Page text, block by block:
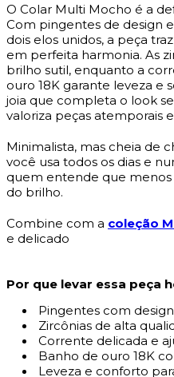
O Colar Multi Mocho é a
Com pingentes de design
dois elos unidos, a peça
em perfeita harmonia. As
brilho sutil, enquanto a
ouro 18K garante leveza e
joia que completa o look
valoriza peças atemporais
Minimalista, mas cheia de
você usa todos os dias e
quem entende que menos
do brilho.
Combine com a coleção
e delicado
Por que levar essa peça
Pingentes com
Zircônias de alta
Corrente delicada e
Banho de ouro 18K
Leveza e conforto